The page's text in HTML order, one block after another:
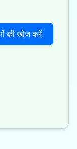
की खोज करें